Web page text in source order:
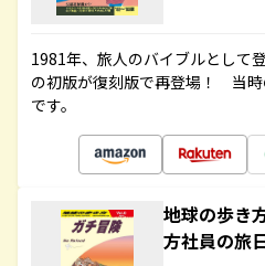
1981年、旅人のバイブルとして
の初版が復刻版で再登場！ 当
です。
地球の歩き
方社員の旅